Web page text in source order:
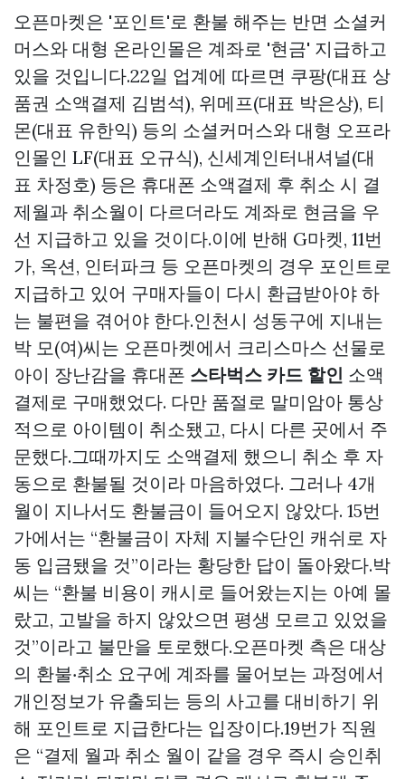
오픈마켓은 '포인트'로 환불 해주는 반면 소셜커
머스와 대형 온라인몰은 계좌로 '현금' 지급하고
있을 것입니다.22일 업계에 따르면 쿠팡(대표 상
품권 소액결제 김범석), 위메프(대표 박은상), 티
몬(대표 유한익) 등의 소셜커머스와 대형 오프라
인몰인 LF(대표 오규식), 신세계인터내셔널(대
표 차정호) 등은 휴대폰 소액결제 후 취소 시 결
제월과 취소월이 다르더라도 계좌로 현금을 우
선 지급하고 있을 것이다.이에 반해 G마켓, 11번
가, 옥션, 인터파크 등 오픈마켓의 경우 포인트로
지급하고 있어 구매자들이 다시 환급받아야 하
는 불편을 겪어야 한다.인천시 성동구에 지내는
박 모(여)씨는 오픈마켓에서 크리스마스 선물로
아이 장난감을 휴대폰 스타벅스 카드 할인 소액
결제로 구매했었다. 다만 품절로 말미암아 통상
적으로 아이템이 취소됐고, 다시 다른 곳에서 주
문했다.그때까지도 소액결제 했으니 취소 후 자
동으로 환불될 것이라 마음하였다. 그러나 4개
월이 지나서도 환불금이 들어오지 않았다. 15번
가에서는 “환불금이 자체 지불수단인 캐쉬로 자
동 입금됐을 것”이라는 황당한 답이 돌아왔다.박
씨는 “환불 비용이 캐시로 들어왔는지는 아예 몰
랐고, 고발을 하지 않았으면 평생 모르고 있었을
것”이라고 불만을 토로했다.오픈마켓 측은 대상
의 환불‧취소 요구에 계좌를 물어보는 과정에서
개인정보가 유출되는 등의 사고를 대비하기 위
해 포인트로 지급한다는 입장이다.19번가 직원
은 “결제 월과 취소 월이 같을 경우 즉시 승인취